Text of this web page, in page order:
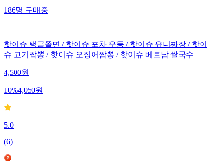
186명구매중
핫이슈 탱글쫄면 / 핫이슈 포차 우동 / 핫이슈 유니짜장 / 핫이
슈 고기짬뽕 / 핫이슈 오징어짬뽕 / 핫이슈 베트남 쌀국수
4,500원
10%4,050원
5.0
(6)